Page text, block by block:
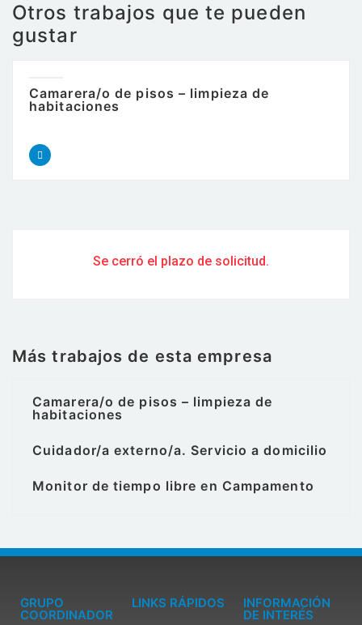
Otros trabajos que te pueden
gustar
Camarera/o de pisos – limpieza de
habitaciones
Se cerró el plazo de solicitud.
Más trabajos de esta empresa
Camarera/o de pisos – limpieza de
habitaciones
Cuidador/a externo/a. Servicio a domicilio
Monitor de tiempo libre en Campamento
GRUPO
COORDINADOR
LINKS RÁPIDOS INFORMACIÓN
DE INTERÉS